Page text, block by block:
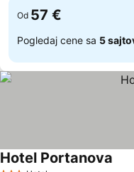
Od 57 €
Pogledaj cene sa 5
Hotel Portanova